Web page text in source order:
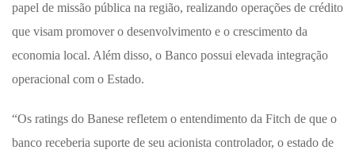
papel de missão pública na região, realizando operações de crédito
que visam promover o desenvolvimento e o crescimento da
economia local. Além disso, o Banco possui elevada integração
operacional com o Estado.
“Os ratings do Banese refletem o entendimento da Fitch de que o
banco receberia suporte de seu acionista controlador, o estado de